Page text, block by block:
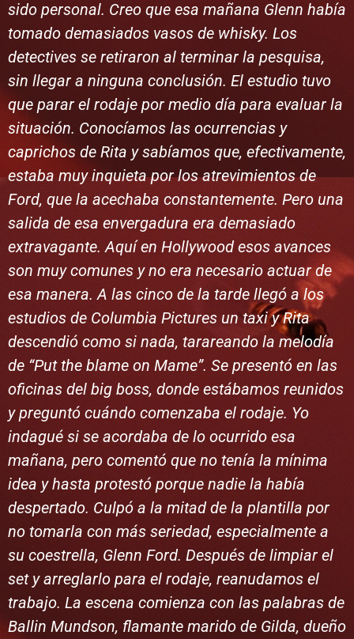
sido personal. Creo que esa mañana Glenn había
tomado demasiados vasos de whisky. Los
detectives se retiraron al terminar la pesquisa,
sin llegar a ninguna conclusión. El estudio tuvo
que parar el rodaje por medio día para evaluar la
situación. Conocíamos las ocurrencias y
caprichos de Rita y sabíamos que, efectivamente,
estaba muy inquieta por los atrevimientos de
Ford, que la acechaba constantemente. Pero una
salida de esa envergadura era demasiado
extravagante. Aquí en Hollywood esos avances
son muy comunes y no era necesario actuar de
esa manera. A las cinco de la tarde llegó a los
estudios de Columbia Pictures un taxi y Rita
descendió como si nada, tarareando la melodía
de “Put the blame on Mame”. Se presentó en las
oficinas del big boss, donde estábamos reunidos
y preguntó cuándo comenzaba el rodaje. Yo
indagué si se acordaba de lo ocurrido esa
mañana, pero comentó que no tenía la mínima
idea y hasta protestó porque nadie la había
despertado. Culpó a la mitad de la plantilla por
no tomarla con más seriedad, especialmente a
su coestrella, Glenn Ford. Después de limpiar el
set y arreglarlo para el rodaje, reanudamos el
trabajo. La escena comienza con las palabras de
Ballin Mundson, flamante marido de Gilda, dueño